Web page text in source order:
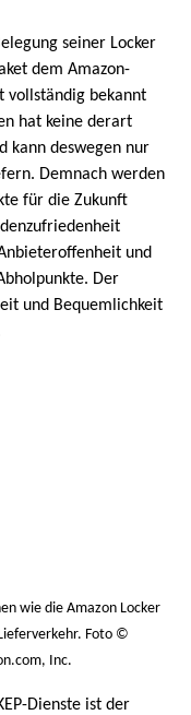
seiner Locker
dem Amazon-
vollständig bekannt
hat keine derart
kann deswegen nur
Demnach werden
für die Zukunft
und
Der
und Bequemlichkeit
wie die Amazon Locker
Foto ©
Inc.
Dienste ist der